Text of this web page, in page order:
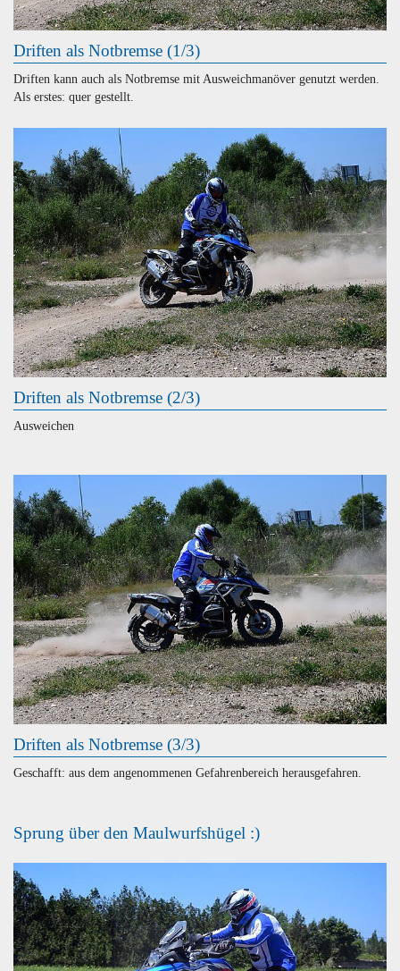
Driften als Notbremse (1/3)
Driften kann auch als Notbremse mit Ausweichmanöver genutzt werden.
Als erstes: quer gestellt.
Driften als Notbremse (2/3)
Ausweichen
Driften als Notbremse (3/3)
Geschafft: aus dem angenommenen Gefahrenbereich herausgefahren.
Sprung über den Maulwurfshügel :)